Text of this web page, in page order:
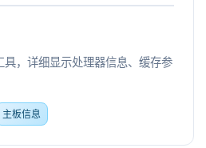
，详细显示处理器信息、缓存参
主板信息